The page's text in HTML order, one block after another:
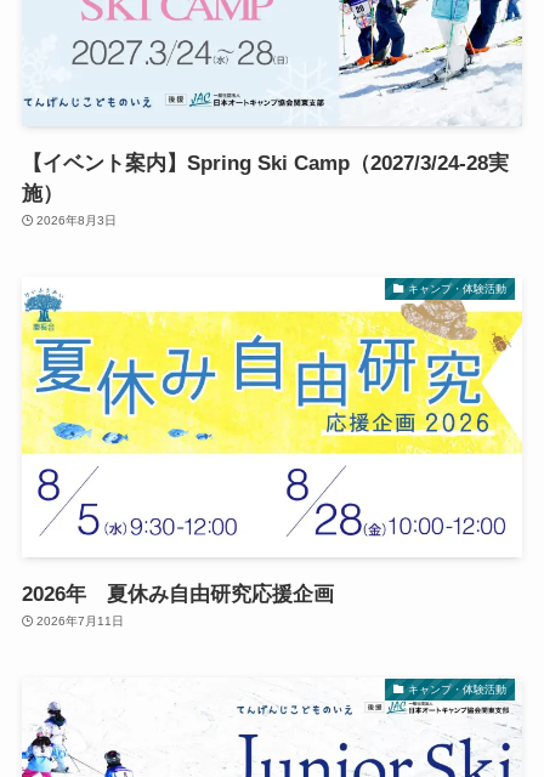
【イベント案内】Spring Ski Camp（2027/3/24-28実
施）
2026年8月3日
キャンプ・体験活動
2026年 夏休み自由研究応援企画
2026年7月11日
キャンプ・体験活動